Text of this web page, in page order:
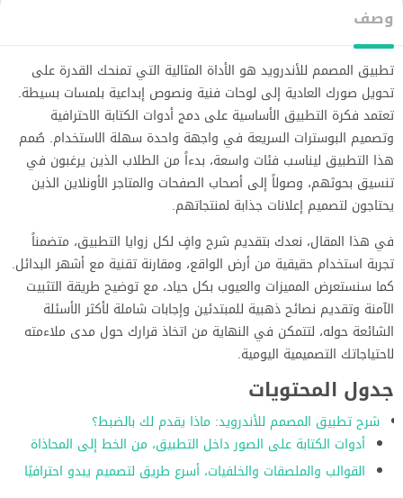
وصف
تطبيق المصمم للأندرويد هو الأداة المثالية التي تمنحك القدرة على
تحويل صورك العادية إلى لوحات فنية ونصوص إبداعية بلمسات بسيطة.
تعتمد فكرة التطبيق الأساسية على دمج أدوات الكتابة الاحترافية
وتصميم البوسترات السريعة في واجهة واحدة سهلة الاستخدام. صُمم
هذا التطبيق ليناسب فئات واسعة، بدءاً من الطلاب الذين يرغبون في
تنسيق بحوثهم، وصولاً إلى أصحاب الصفحات والمتاجر الأونلاين الذين
يحتاجون لتصميم إعلانات جذابة لمنتجاتهم.
في هذا المقال، نعدك بتقديم شرح وافٍ لكل زوايا التطبيق، متضمناً
تجربة استخدام حقيقية من أرض الواقع، ومقارنة تقنية مع أشهر البدائل.
كما سنستعرض المميزات والعيوب بكل حياد، مع توضيح طريقة التثبيت
الآمنة وتقديم نصائح ذهبية للمبتدئين وإجابات شاملة لأكثر الأسئلة
الشائعة حوله، لتتمكن في النهاية من اتخاذ قرارك حول مدى ملاءمته
لاحتياجاتك التصميمية اليومية.
جدول المحتويات
شرح تطبيق المصمم للأندرويد: ماذا يقدم لك بالضبط؟
أدوات الكتابة على الصور داخل التطبيق، من الخط إلى المحاذاة
القوالب والملصقات والخلفيات، أسرع طريق لتصميم يبدو احترافيًا